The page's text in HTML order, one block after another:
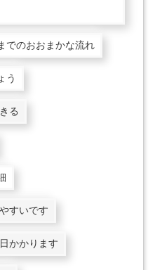
でのおおまかな流れ
う
る
すいです
かかります